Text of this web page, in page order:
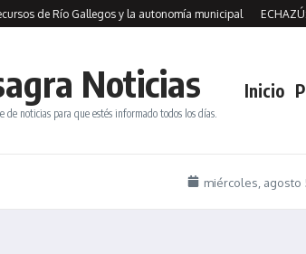
de Río Gallegos y la autonomía municipal ECHAZÚ: “LA
Noticias
de noticias para que estés informado todos los días.
Inicio
miércoles, agosto